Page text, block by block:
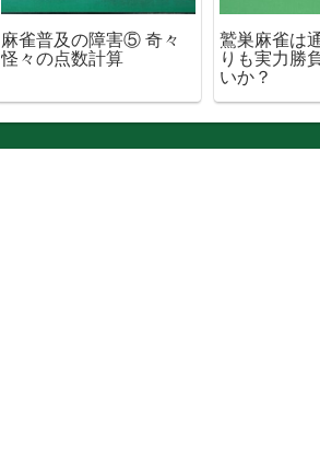
麻雀普及の障害⑤ 奇々
怪々の点数計算
鷲巣麻雀は
りも実力勝
いか？